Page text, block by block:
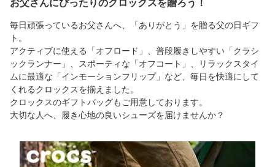
お父さんにぴったりのクロックスを贈ろう！
毎日頑張っているお父さんへ、「ありがとう」を贈る父の日ギフ
ト。
アクティブに使える「オフロード」、普段履きしやすい「クラシ
ックランナー」、スポーティな「オフコート」、リラックスタイ
ムに最適な「インモーションフリップ」など、毎日を快適にして
くれるクロックスを揃えました。
クロックスのギフトバッグもご用意しております。
大切な人へ、履き心地の良いシューズを届けませんか？